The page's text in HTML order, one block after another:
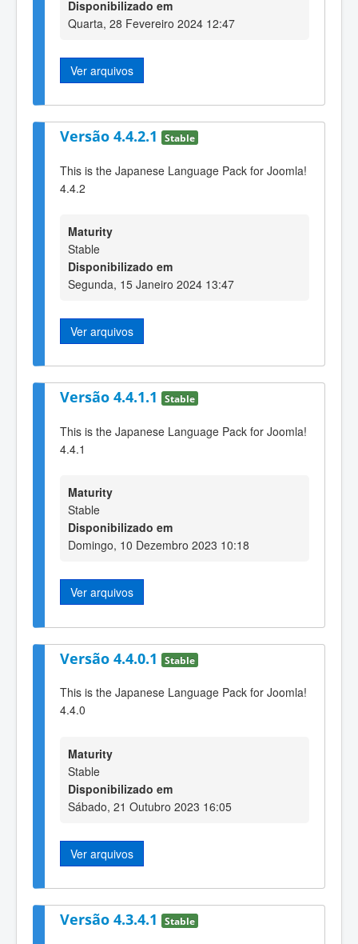
Disponibilizado em
Quarta, 28 Fevereiro 2024 12:47
Ver arquivos
Versão 4.4.2.1 Stable
This is the Japanese Language Pack for Joomla!
4.4.2
Maturity
Stable
Disponibilizado em
Segunda, 15 Janeiro 2024 13:47
Ver arquivos
Versão 4.4.1.1 Stable
This is the Japanese Language Pack for Joomla!
4.4.1
Maturity
Stable
Disponibilizado em
Domingo, 10 Dezembro 2023 10:18
Ver arquivos
Versão 4.4.0.1 Stable
This is the Japanese Language Pack for Joomla!
4.4.0
Maturity
Stable
Disponibilizado em
Sábado, 21 Outubro 2023 16:05
Ver arquivos
Versão 4.3.4.1 Stable